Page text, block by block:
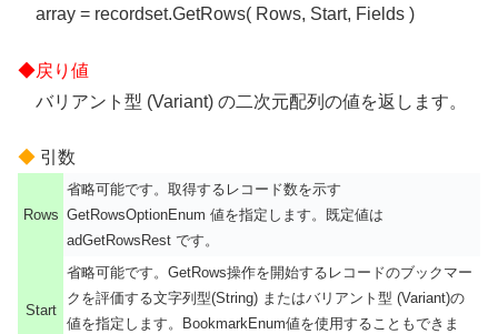
array = recordset.GetRows( Rows, Start, Fields )
バリアント型 (Variant) の二次元配列の値を返します。
引数
Rows
省略可能です。取得するレコード数を示す
GetRowsOptionEnum 値を指定します。既定値は
adGetRowsRest です。
Start
省略可能です。GetRows操作を開始するレコードのブックマー
クを評価する文字列型(String) またはバリアント型 (Variant)の
値を指定します。BookmarkEnum値を使用することもできま